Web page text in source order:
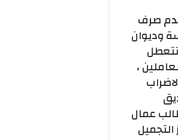
صرف
وديوان
العاملين ،
عمال